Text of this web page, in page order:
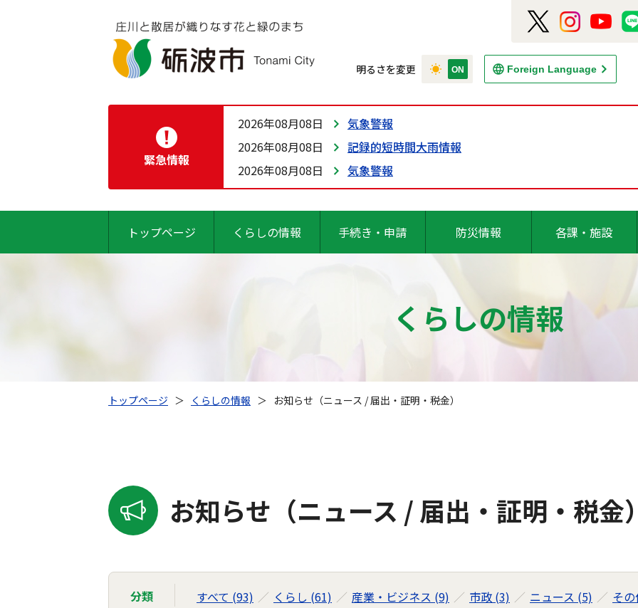
明るさを変更 Foreign Language
緊急情報
2026年08月08日
気象警報
2026年08月08日
記録的短時間大雨情報
2026年08月08日
気象警報
トップページ くらしの情報 手続き・申請 防災情報 各課・施設
くらしの情報
トップページ ＞ くらしの情報 ＞ お知らせ（ニュース / 届出・証明・税金）
お知らせ（ニュース / 届出・証明・税金
分類 すべて (93) くらし (61) 産業・ビジネス (9) 市政 (3) ニュース (5) そ